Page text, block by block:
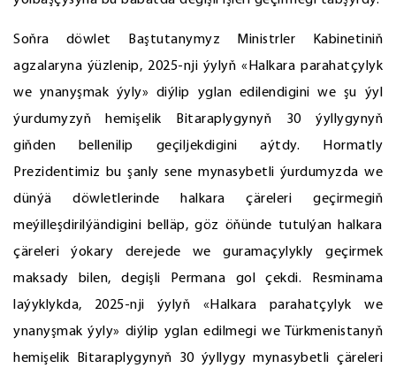
Soňra döwlet Baştutanymyz Ministrler Kabinetiniň
agzalaryna ýüzlenip, 2025-nji ýylyň «Halkara parahatçylyk
we ynanyşmak ýyly» diýlip yglan edilendigini we şu ýyl
ýurdumyzyň hemişelik Bitaraplygynyň 30 ýyllygynyň
giňden bellenilip geçiljekdigini aýtdy. Hormatly
Prezidentimiz bu şanly sene mynasybetli ýurdumyzda we
dünýä döwletlerinde halkara çäreleri geçirmegiň
meýilleşdirilýändigini belläp, göz öňünde tutulýan halkara
çäreleri ýokary derejede we guramaçylykly geçirmek
maksady bilen, degişli Permana gol çekdi. Resminama
laýyklykda, 2025-nji ýylyň «Halkara parahatçylyk we
ynanyşmak ýyly» diýlip yglan edilmegi we Türkmenistanyň
hemişelik Bitaraplygynyň 30 ýyllygy mynasybetli çäreleri